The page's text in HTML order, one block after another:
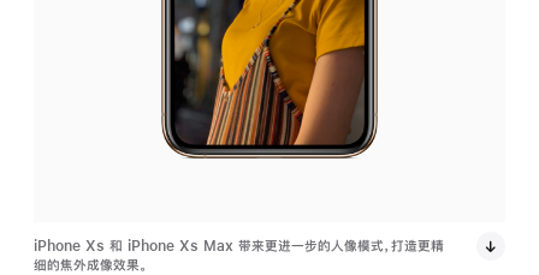
iPhone Xs 和 iPhone Xs Max 带来更进一步的人像模式，打造更精
细的焦外成像效果。